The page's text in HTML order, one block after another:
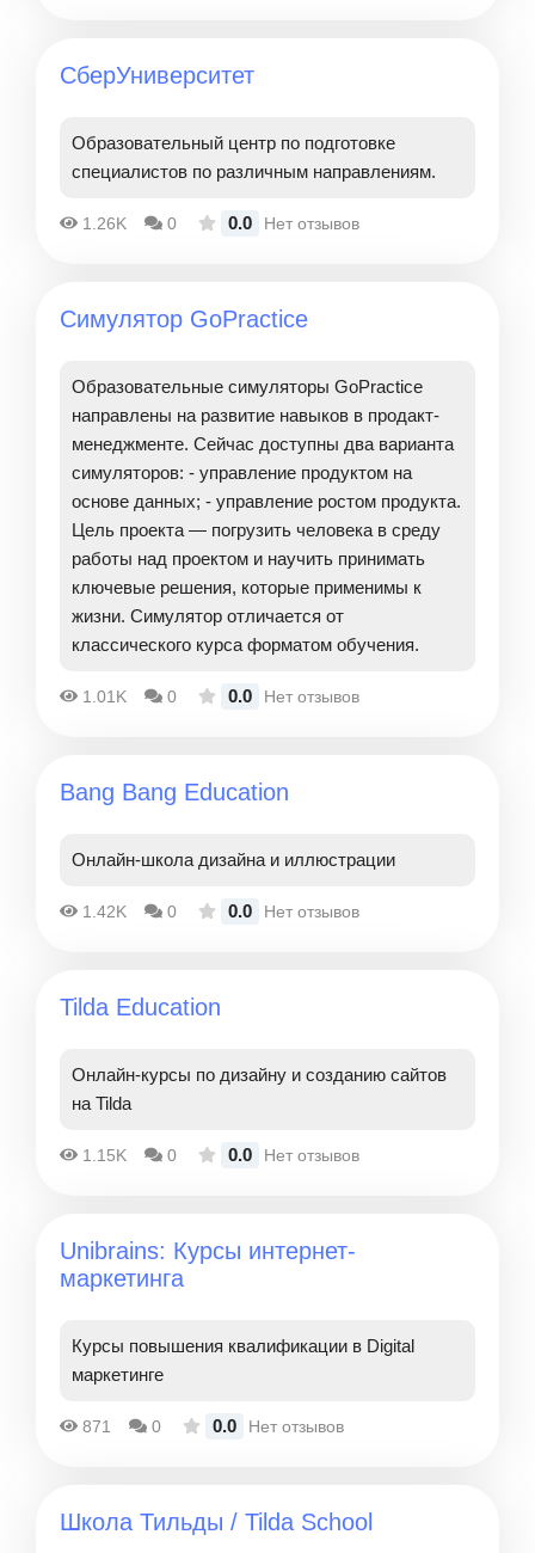
СберУниверситет
Образовательный центр по подготовке
специалистов по различным направлениям.
1.26K 0 0.0 Нет отзывов
Симулятор GoPractice
Образовательные симуляторы GoPractice
направлены на развитие навыков в продакт-
менеджменте. Сейчас доступны два варианта
симуляторов: - управление продуктом на
основе данных; - управление ростом продукта.
Цель проекта — погрузить человека в среду
работы над проектом и научить принимать
ключевые решения, которые применимы к
жизни. Симулятор отличается от
классического курса форматом обучения.
1.01K 0 0.0 Нет отзывов
Bang Bang Education
Онлайн-школа дизайна и иллюстрации
1.42K 0 0.0 Нет отзывов
Tilda Education
Онлайн-курсы по дизайну и созданию сайтов
на Tilda
1.15K 0 0.0 Нет отзывов
Unibrains: Курсы интернет-
маркетинга
Курсы повышения квалификации в Digital
маркетинге
871 0 0.0 Нет отзывов
Школа Тильды / Tilda School